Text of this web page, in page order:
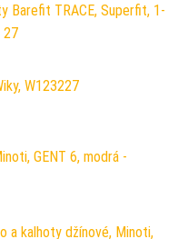
Barefit TRACE, Superfit, 1-
27
W123227
GENT 6, modrá -
a kalhoty džínové, Minoti,